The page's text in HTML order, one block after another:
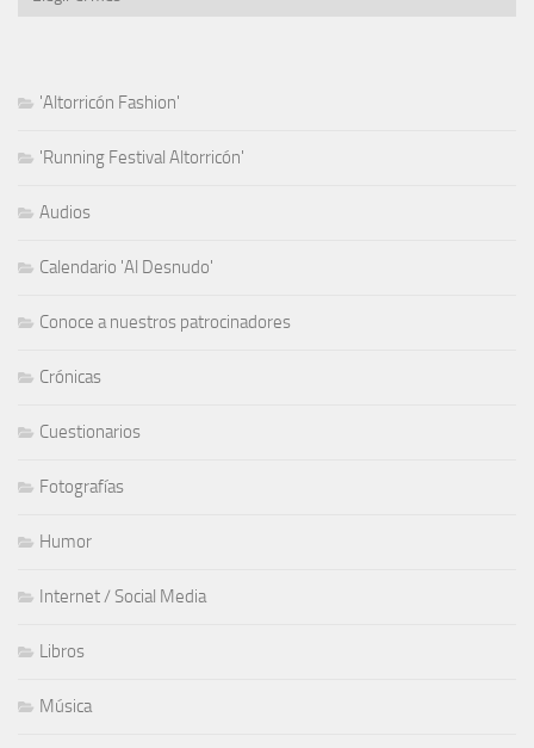
'Altorricón Fashion'
'Running Festival Altorricón'
Audios
Calendario 'Al Desnudo'
Conoce a nuestros patrocinadores
Crónicas
Cuestionarios
Fotografías
Humor
Internet / Social Media
Libros
Música